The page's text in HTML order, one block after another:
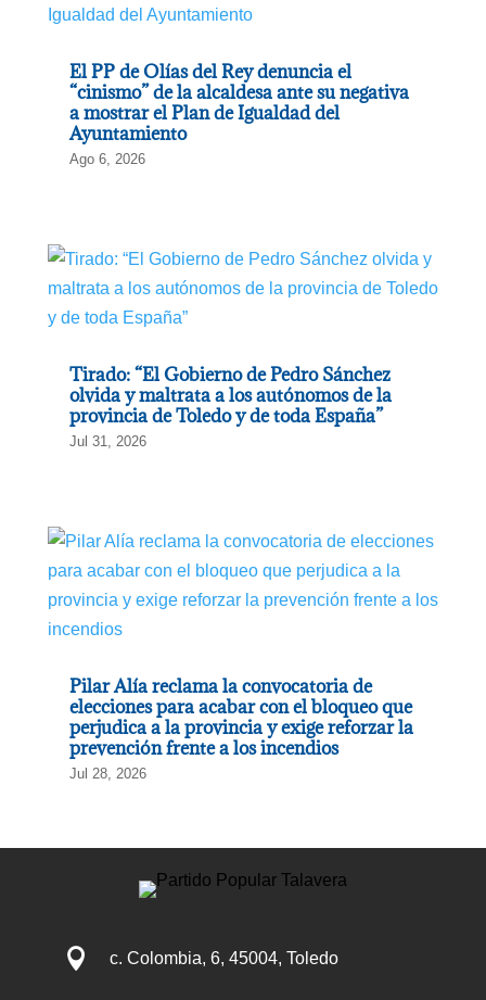
El PP de Olías del Rey denuncia el
“cinismo” de la alcaldesa ante su negativa
a mostrar el Plan de Igualdad del
Ayuntamiento
Ago 6, 2026
Tirado: “El Gobierno de Pedro Sánchez
olvida y maltrata a los autónomos de la
provincia de Toledo y de toda España”
Jul 31, 2026
Pilar Alía reclama la convocatoria de
elecciones para acabar con el bloqueo que
perjudica a la provincia y exige reforzar la
prevención frente a los incendios
Jul 28, 2026
 c. Colombia, 6, 45004, Toledo